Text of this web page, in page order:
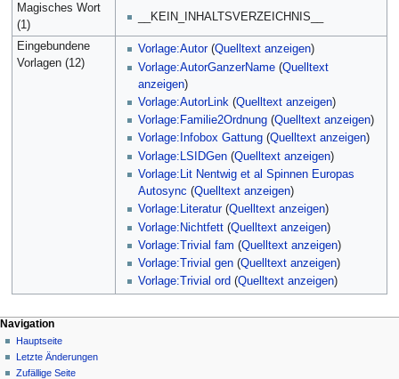
Magisches Wort
(1)
__KEIN_INHALTSVERZEICHNIS__
Eingebundene
Vorlagen (12)
Vorlage:Autor(Quelltext anzeigen)
Vorlage:AutorGanzerName (Quelltext
anzeigen)
Vorlage:AutorLink (Quelltext anzeigen)
Vorlage:Familie2Ordnung (Quelltext anzeigen)
Vorlage:Infobox Gattung (Quelltext anzeigen)
Vorlage:LSIDGen (Quelltext anzeigen)
Vorlage:Lit Nentwig et al Spinnen Europas
Autosync (Quelltext anzeigen)
Vorlage:Literatur(Quelltext anzeigen)
Vorlage:Nichtfett (Quelltext anzeigen)
Vorlage:Trivial fam (Quelltext anzeigen)
Vorlage:Trivial gen (Quelltext anzeigen)
Vorlage:Trivial ord (Quelltext anzeigen)
Navigation
Hauptseite
Letzte Änderungen
Zufällige Seite